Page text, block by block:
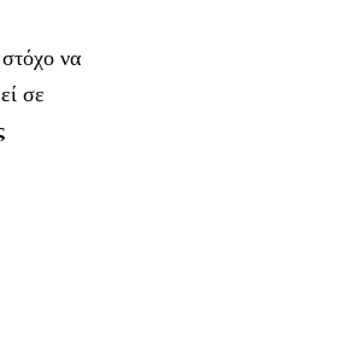
να
σε